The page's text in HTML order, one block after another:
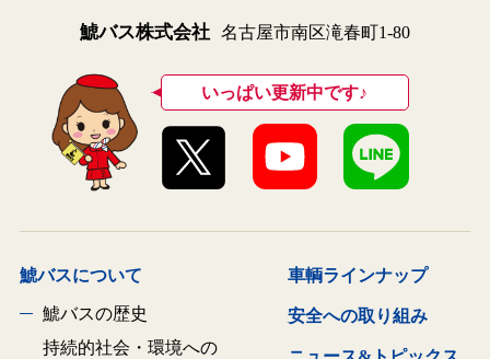
鯱バス株式会社 名古屋市南区滝春町1-80
いっぱい更新中です♪
鯱バスについて
鯱バスの歴史
持続的社会・環境への
車輌ラインナップ
安全への取り組み